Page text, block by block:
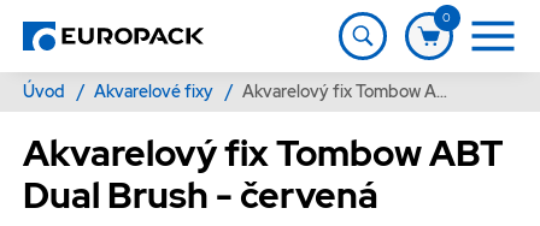
0
Úvod / Akvarelové fixy / Akvarelový fix Tombow ABT Dual Brush - červená
Akvarelový fix Tombow ABT
Dual Brush - červená